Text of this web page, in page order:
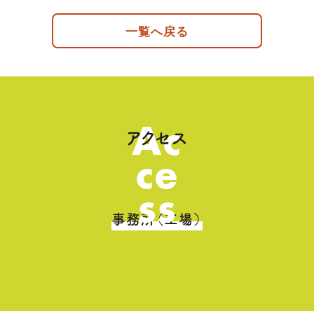
一覧へ戻る
Ac
ce
ss
アクセス
事務所（工場）